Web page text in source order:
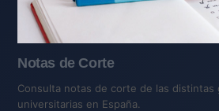
Notas de Corte
Consulta notas de corte de las distintas
universitarias en España.